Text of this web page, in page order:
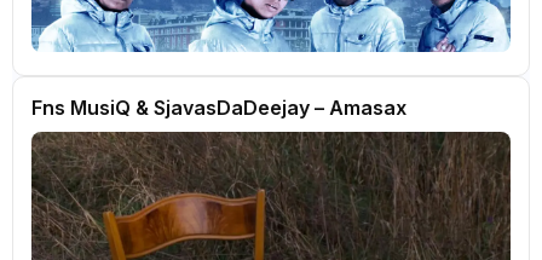
Fns MusiQ & SjavasDaDeejay – Amasax